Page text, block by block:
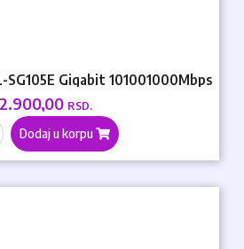
Gigabit 101001000Mbps
2.900,00 RSD.
Dodaj u korpu